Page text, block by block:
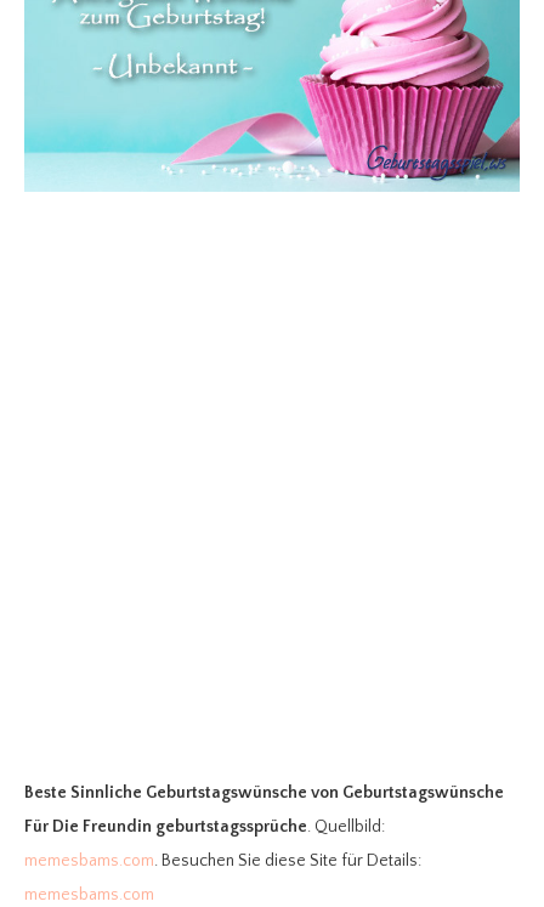
Beste Sinnliche Geburtstagswünsche von Geburtstagswünsche
Für Die Freundin geburtstagssprüche. Quellbild:
memesbams.com. Besuchen Sie diese Site für Details:
memesbams.com